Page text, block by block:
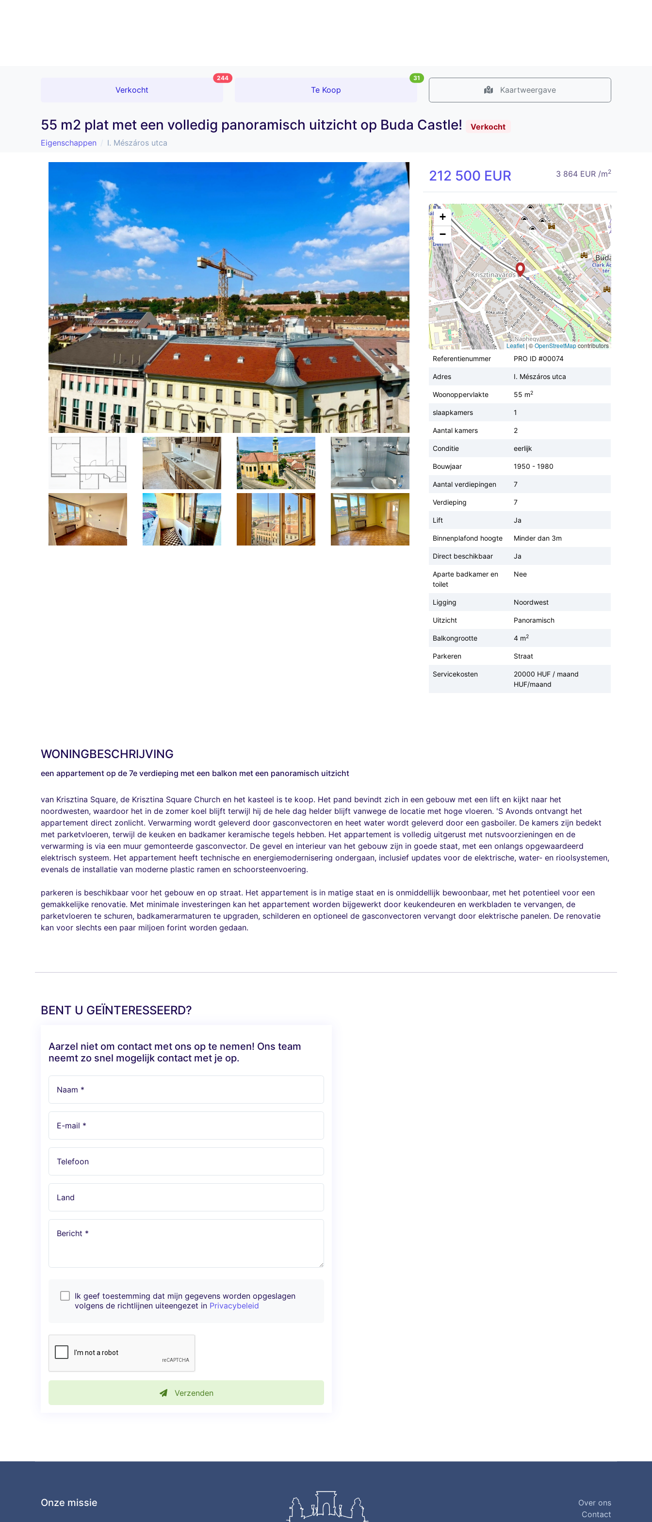
Verkocht
244
Te Koop
31
Kaartweergave
55 m2 plat met een volledig panoramisch uitzicht op Buda Castle!
Verkocht
Eigenschappen
I. Mészáros utca
212 500 EUR 3 864 EUR /m2
+
−
Leaflet | ©OpenStreetMapcontributors
Referentienummer
PRO ID #00074
Adres I. Mészáros utca
Woonoppervlakte 55 m2
slaapkamers 1
Aantal kamers 2
Conditie eerlijk
Bouwjaar 1950 - 1980
Aantal verdiepingen 7
Verdieping 7
Lift Ja
Binnenplafond hoogte Minder dan 3m
Direct beschikbaar Ja
Aparte badkamer en
toilet
Nee
Ligging Noordwest
Uitzicht Panoramisch
Balkongrootte 4 m2
Parkeren Straat
Servicekosten
20000 HUF / maand
HUF/maand
WONINGBESCHRIJVING
een appartement op de 7e verdieping met een balkon met een panoramisch uitzicht
van Krisztina Square, de Krisztina Square Church en het kasteel is te koop. Het pand bevindt zich in een gebouw met een lift en kijkt naar het
noordwesten, waardoor het in de zomer koel blijft terwijl hij de hele dag helder blijft vanwege de locatie met hoge vloeren. 'S Avonds ontvangt het
appartement direct zonlicht. Verwarming wordt geleverd door gasconvectoren en heet water wordt geleverd door een gasboiler. De kamers zijn bedekt
met parketvloeren, terwijl de keuken en badkamer keramische tegels hebben. Het appartement is volledig uitgerust met nutsvoorzieningen en de
verwarming is via een muur gemonteerde gasconvector. De gevel en interieur van het gebouw zijn in goede staat, met een onlangs opgewaardeerd
elektrisch systeem. Het appartement heeft technische en energiemodernisering ondergaan, inclusief updates voor de elektrische, water- en rioolsystemen,
evenals de installatie van moderne plastic ramen en schoorsteenvoering.
parkeren is beschikbaar voor het gebouw en op straat. Het appartement is in matige staat en is onmiddellijk bewoonbaar, met het potentieel voor een
gemakkelijke renovatie. Met minimale investeringen kan het appartement worden bijgewerkt door keukendeuren en werkbladen te vervangen, de
parketvloeren te schuren, badkamerarmaturen te upgraden, schilderen en optioneel de gasconvectoren vervangt door elektrische panelen. De renovatie
kan voor slechts een paar miljoen forint worden gedaan.
BENT U GEÏNTERESSEERD?
Aarzel niet om contact met ons op te nemen! Ons team
neemt zo snel mogelijk contact met je op.
Naam *
E-mail *
Telefoon
Land
Bericht *
Ik geef toestemming dat mijn gegevens worden opgeslagen
volgens de richtlijnen uiteengezet in Privacybeleid
Verzenden
Onze missie
Over ons
Contact